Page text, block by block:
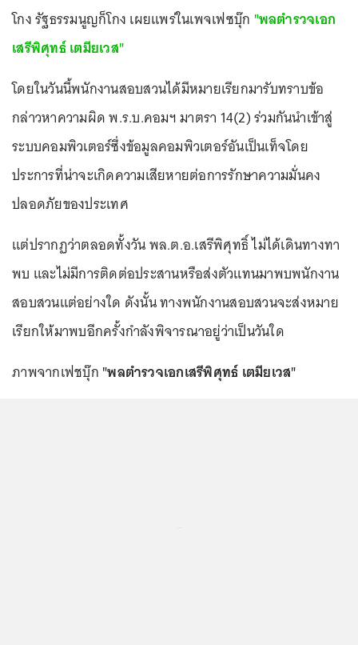
โกง รัฐธรรมนูญก็โกง เผยแพร่ในเพจเฟซบุ๊ก "พลตำรวจเอก
เสรีพิศุทธ์ เตมียเวส"
โดยในวันนี้พนักงานสอบสวนได้มีหมายเรียกมารับทราบข้อ
กล่าวหาความผิด พ.ร.บ.คอมฯ มาตรา 14(2) ร่วมกันนำเข้าสู่
ระบบคอมพิวเตอร์ซึ่งข้อมูลคอมพิวเตอร์อันเป็นเท็จโดย
ประการที่น่าจะเกิดความเสียหายต่อการรักษาความมั่นคง
ปลอดภัยของประเทศ
แต่ปรากฏว่าตลอดทั้งวัน พล.ต.อ.เสรีพิศุทธิ์ ไม่ได้เดินทางทา
พบ และไม่มีการติดต่อประสานหรือส่งตัวแทนมาพบพนักงาน
สอบสวนแต่อย่างใด ดังนั้น ทางพนักงานสอบสวนจะส่งหมาย
เรียกให้มาพบอีกครั้งกำลังพิจารณาอยู่ว่าเป็นวันใด
ภาพจากเฟชบุ๊ก "พลตำรวจเอกเสรีพิศุทธ์ เตมียเวส"